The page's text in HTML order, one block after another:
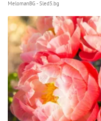
MelomanBG - Sled5.bg